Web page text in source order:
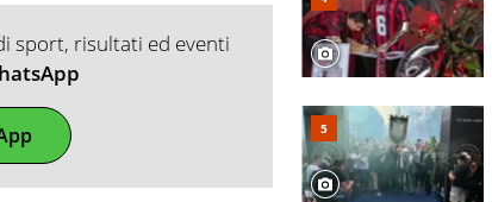
sport, risultati ed eventi